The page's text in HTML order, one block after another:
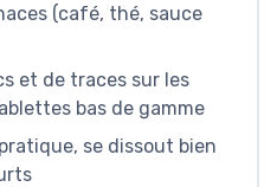
(café, thé, sauce
et de traces sur les
bas de gamme
se dissout bien